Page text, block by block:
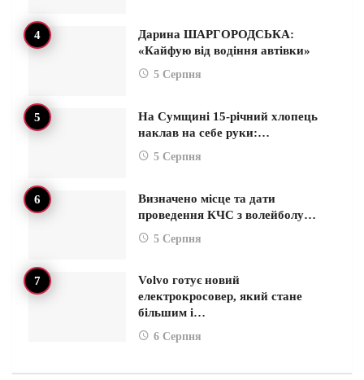
Дарина ШАРГОРОДСЬКА:
«Кайфую від водіння автівки»
5 Серпня
На Сумщині 15-річний хлопець
наклав на себе руки:…
5 Серпня
Визначено місце та дати
проведення КЧС з волейболу…
5 Серпня
Volvo готує новий
електрокросовер, який стане
більшим і…
6 Серпня